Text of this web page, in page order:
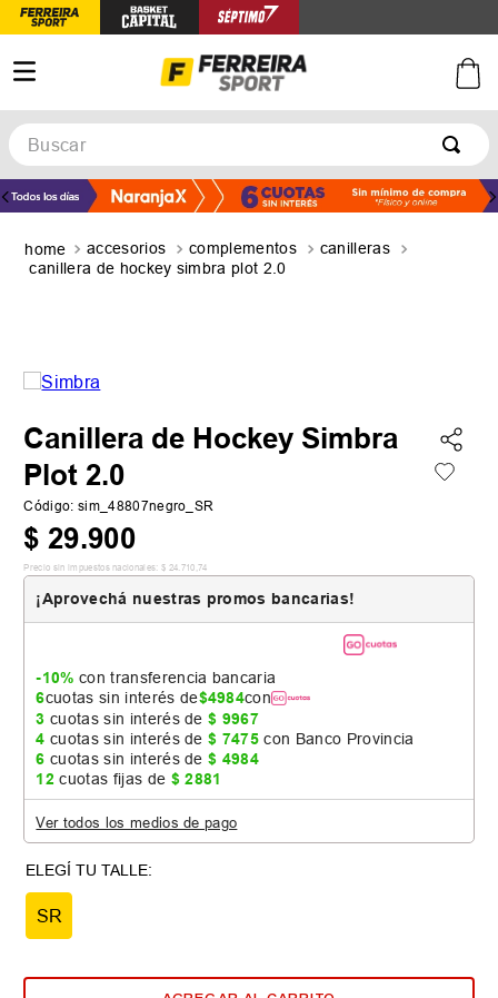
Buscar
TÉRMINOS MÁS BUSCADOS
2.
zapatillas
5. zapatillas adidas
accesorios complementos
canilleras
canillera de hockey simbra plot 2.0
Canillera de Hockey Simbra
Plot 2.0
Código: sim_48807negro_SR
$ 29.900
Precio sin impuestos nacionales: $ 24.710 ,74
¡Aprovechá nuestras promos bancarias!
-10% con transferencia bancaria
6cuotas sin interés de$4984con
3 cuotas sin interés de$ 9967
4 cuotas sin interés de$ 7475 con Banco Provincia
6 cuotas sin interés de$ 4984
12 cuotas fijas de $ 2881
Ver todos los medios de pago
SR